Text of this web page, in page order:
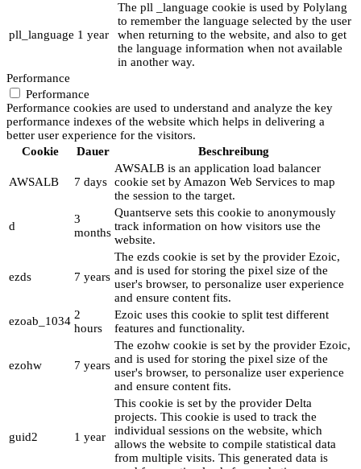
pll_language 1 year
The pll _language cookie is used by Polylang
to remember the language selected by the user
when returning to the website, and also to get
the language information when not available
in another way.
Performance
Performance
Performance cookies are used to understand and analyze the key
performance indexes of the website which helps in delivering a
better user experience for the visitors.
Cookie
Dauer Beschreibung
AWSALB 7 days
AWSALB is an application load balancer
cookie set by Amazon Web Services to map
the session to the target.
d
3
months
Quantserve sets this cookie to anonymously
track information on how visitors use the
website.
ezds 7 years
The ezds cookie is set by the provider Ezoic,
and is used for storing the pixel size of the
user's browser, to personalize user experience
and ensure content fits.
ezoab_1034 2
hours
Ezoic uses this cookie to split test different
features and functionality.
ezohw 7 years
The ezohw cookie is set by the provider Ezoic,
and is used for storing the pixel size of the
user's browser, to personalize user experience
and ensure content fits.
guid2 1 year
This cookie is set by the provider Delta
projects. This cookie is used to track the
individual sessions on the website, which
allows the website to compile statistical data
from multiple visits. This generated data is